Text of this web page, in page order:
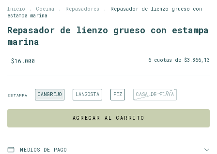
Inicio . Cocina . Repasadores .
Repasador de lienzo grueso con
estampa marina
Repasador de lienzo grueso con estampa
marina
$16.000 6 cuotas de $3.866,13
ESTAMPA CANGREJO LANGOSTA PEZ CASA DE PLAYA
MEDIOS DE PAGO